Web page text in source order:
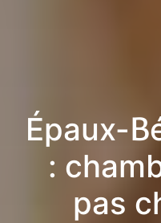
Épaux-
:
pas